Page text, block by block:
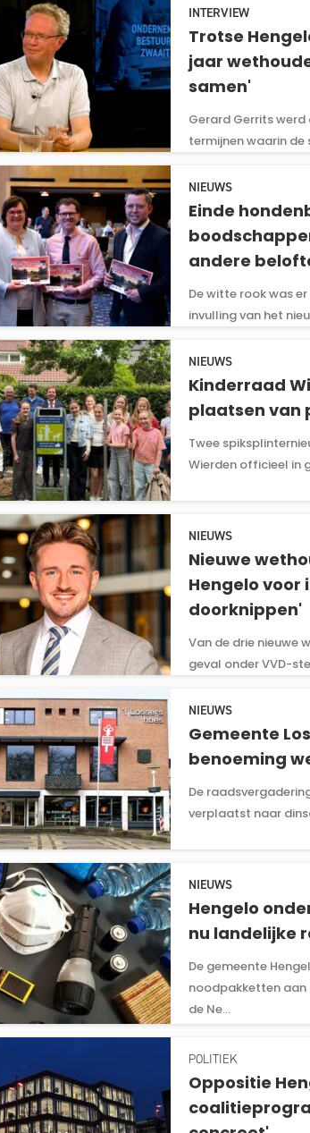
INTERVIEW
Trotse
jaar
samen'
Gerard Gerrits
termijnen waarin de
NIEUWS
Einde
andere
De witte rook was
invulling van het
NIEUWS
Kinderraad
plaatsen van
Twee
Wierden officieel in
NIEUWS
Nieuwe
Hengelo voor
doorknippen'
Van de drie nieuwe
geval onder VVD-
NIEUWS
Gemeente
benoeming
De
verplaatst naar
NIEUWS
Hengelo
nu landelijke
De gemeente
noodpakketten aan
de Ne...
POLITIEK
Oppositie